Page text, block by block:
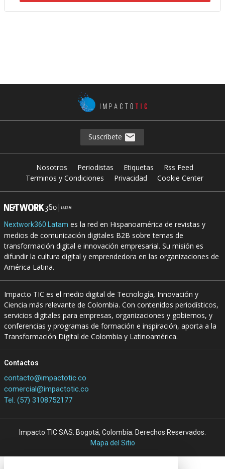
Suscríbete
Nosotros Periodistas Etiquetas
Rss Feed
Terminos y Condiciones
Privacidad Cookie Center
Nextwork360 Latam es la red en Hispanoamérica de revistas y
medios de comunicación digitales B2B sobre temas de
transformación digital e innovación empresarial. Su misión es
difundir la cultura digital y emprendedora en las organizaciones de
América Latina.
Impacto TIC es el medio digital de Tecnología, Innovación y
Ciencia más relevante de Colombia. Con contenidos periodísticos,
servicios digitales para empresas, organizaciones y gobiernos, y
conferencias y programas de formación e inspiración, aporta a la
Transformación Digital de Colombia y Latinoamérica.
Contactos
contacto@impactotic.co
comercial@impactotic.co
Tel. (57) 3108752177
Impacto TIC SAS. Bogotá, Colombia. Derechos Reservados.
Mapa del Sitio